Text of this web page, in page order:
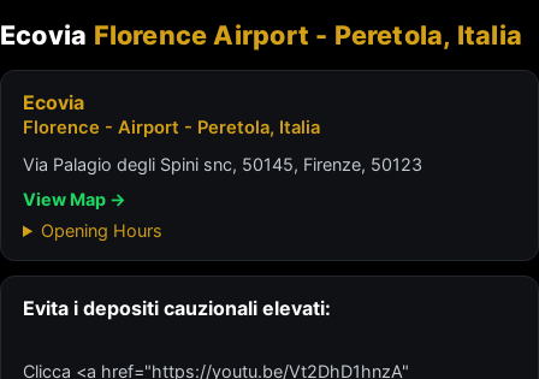
Ecovia Florence Airport - Peretola, Italia
Ecovia
Florence - Airport - Peretola, Italia
Via Palagio degli Spini snc, 50145, Firenze, 50123
View Map →
Opening Hours
Evita i depositi cauzionali elevati:
Clicca <a href="https://youtu.be/Vt2DhD1hnzA"